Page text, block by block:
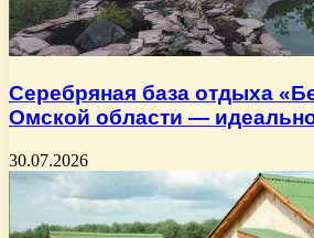
Серебряная база отдыха
Омской области —
30.07.2026